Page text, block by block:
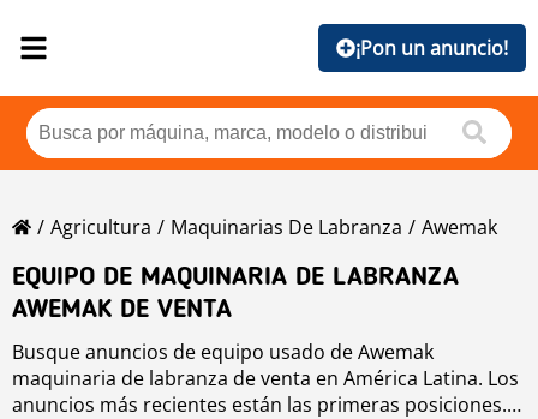
¡Pon un anuncio!
Agricultura Maquinarias De Labranza
Awemak
EQUIPO DE MAQUINARIA DE LABRANZA
AWEMAK DE VENTA
Busque anuncios de equipo usado de Awemak
maquinaria de labranza de venta en América Latina. Los
anuncios más recientes están las primeras posiciones.